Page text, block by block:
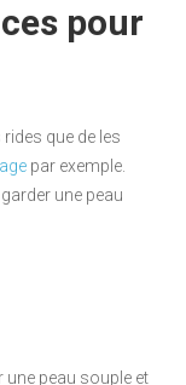
pour
rides que de les
par exemple.
une peau
une peau souple et